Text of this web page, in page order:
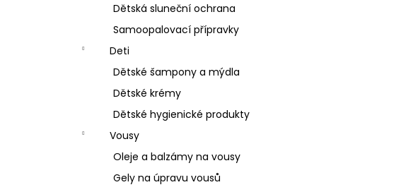
Dětská sluneční ochrana
Samoopalovací přípravky
Deti
Dětské šampony a mýdla
Dětské krémy
Dětské hygienické produkty
Vousy
Oleje a balzámy na vousy
Gely na úpravu vousů